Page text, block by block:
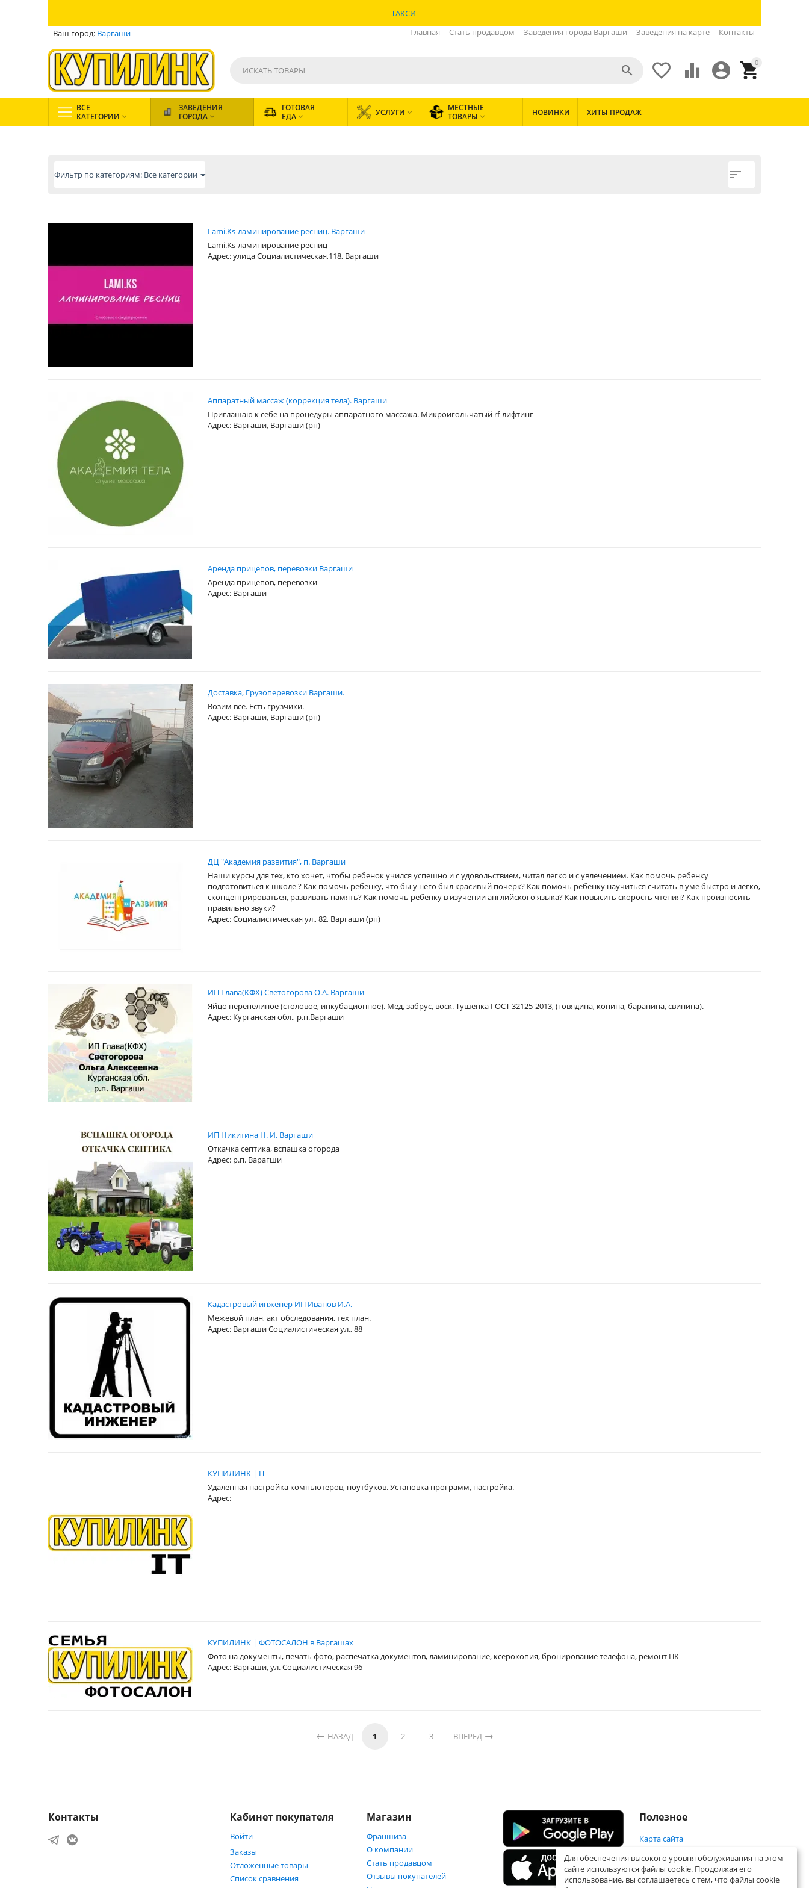
ТАКСИ
Ваш город: Варгаши Главная Стать продавцом Заведения города Варгаши Заведения на карте Контакты
0


 

ВСЕ
КАТЕГОРИИ 
ЗАВЕДЕНИЯ
ГОРОДА 
ГОТОВАЯ
ЕДА  УСЛУГИ 
МЕСТНЫЕ
ТОВАРЫ  НОВИНКИ ХИТЫ ПРОДАЖ

Фильтр по категориям: Все категории
Lami.Ks-ламинирование ресниц. Варгаши
Lami.Ks-ламинирование ресниц
Адрес: улица Социалистическая,118, Варгаши
Аппаратный массаж (коррекция тела). Варгаши
Приглашаю к себе на процедуры аппаратного массажа. Микроигольчатый rf-лифтинг
Адрес: Варгаши, Варгаши (рп)
Аренда прицепов, перевозки Варгаши
Аренда прицепов, перевозки
Адрес: Варгаши
Доставка, Грузоперевозки Варгаши.
Возим всё. Есть грузчики.
Адрес: Варгаши, Варгаши (рп)
ДЦ "Академия развития", п. Варгаши
Наши курсы для тех, кто хочет, чтобы ребенок учился успешно и с удовольствием, читал легко и с увлечением. Как помочь ребенку
подготовиться к школе ? Как помочь ребенку, что бы у него был красивый почерк? Как помочь ребенку научиться считать в уме быстро и легко,
сконцентрироваться, развивать память? Как помочь ребенку в изучении английского языка? Как повысить скорость чтения? Как произносить
правильно звуки?
Адрес: Социалистическая ул., 82, Варгаши (рп)
ИП Глава(КФХ) Светогорова О.А. Варгаши
Яйцо перепелиное (столовое, инкубационное). Мёд, забрус, воск. Тушенка ГОСТ 32125-2013, (говядина, конина, баранина, свинина).
Адрес: Курганская обл., р.п.Варгаши
ИП Никитина Н. И. Варгаши
Откачка септика, вспашка огорода
Адрес: р.п. Варагши
Кадастровый инженер ИП Иванов И.А.
Межевой план, акт обследования, тех план.
Адрес: Варгаши Социалистическая ул., 88
КУПИЛИНК | IT
Удаленная настройка компьютеров, ноутбуков. Установка программ, настройка.
Адрес:
КУПИЛИНК | ФОТОСАЛОН в Варгашах
Фото на документы, печать фото, распечатка документов, ламинирование, ксерокопия, бронирование телефона, ремонт ПК
Адрес: Варгаши, ул. Социалистическая 96
НАЗАД 1 2 3 ВПЕРЕД
Контакты Кабинет покупателя
Войти
Заказы
Отложенные товары
Список сравнения
Магазин
Франшиза
О компании
Стать продавцом
Отзывы покупателей
Полезное
Карта сайта
Для обеспечения высокого уровня обслуживания на этом
сайте используются файлы cookie. Продолжая его
использование, вы соглашаетесь с тем, что файлы cookie